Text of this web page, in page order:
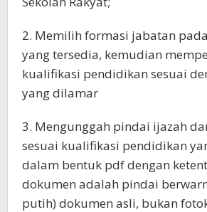
2. Memilih formasi jabatan
yang tersedia, kemudian
kualifikasi pendidikan sesuai
yang dilamar
3. Mengunggah pindai ijazah
sesuai kualifikasi pendidikan
dalam bentuk pdf dengan
dokumen adalah pindai
putih) dokumen asli, bukan